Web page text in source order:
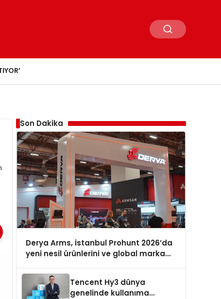
Son Dakika
Derya Arms, İstanbul Prohunt 2026’da
yeni nesil ürünlerini ve global marka
Tencent Hy3 dünya
genelinde kullanıma